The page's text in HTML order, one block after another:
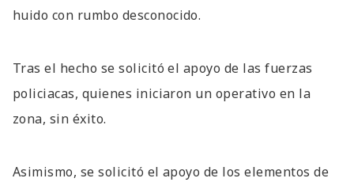
huido con rumbo desconocido.
Tras el hecho se solicitó el apoyo de las fuerzas
policiacas, quienes iniciaron un operativo en la
zona, sin éxito.
Asimismo, se solicitó el apoyo de los elementos de